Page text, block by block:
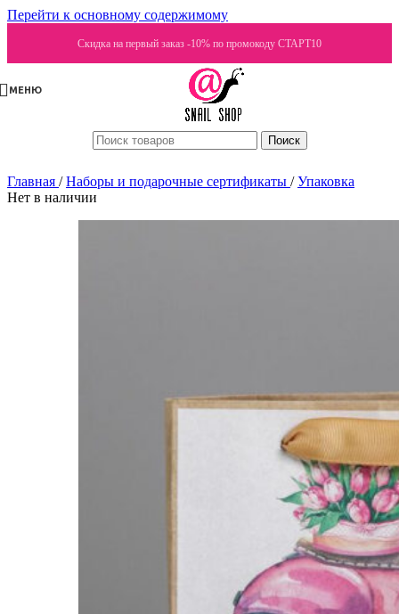
Перейти к основному содержимому
Скидка на первый заказ -10% по промокоду СТАРТ10
МЕНЮ
Поиск
Главная / Наборы и подарочные сертификаты / Упаковка
Нет в наличии